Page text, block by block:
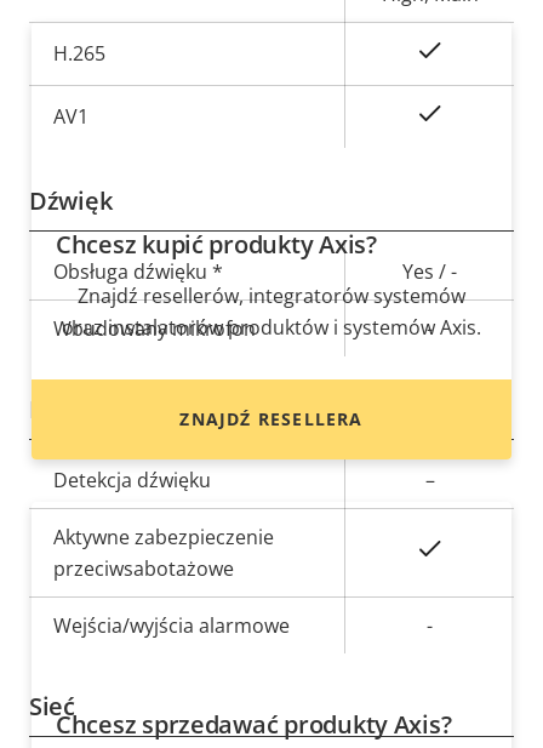
H.265
AV1
Dźwięk
Opis
nieruchomości
nieruchomości
Obsługa dźwięku * Yes / -
Wbudowany mikrofon -
Integracja z systemem
Opis
nieruchomości
nieruchomości
Detekcja dźwięku –
Aktywne zabezpieczenie
przeciwsabotażowe
Wejścia/wyjścia alarmowe -
Sieć
Chcesz kupić produkty Axis?
Znajdź resellerów, integratorów systemów
oraz instalatorów produktów i systemów Axis.
ZNAJDŹ RESELLERA
Chcesz sprzedawać produkty Axis?